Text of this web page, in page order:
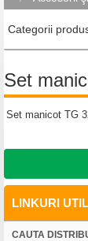
Categorii
Set
Set manicot TG
LINKURI
CAUTA